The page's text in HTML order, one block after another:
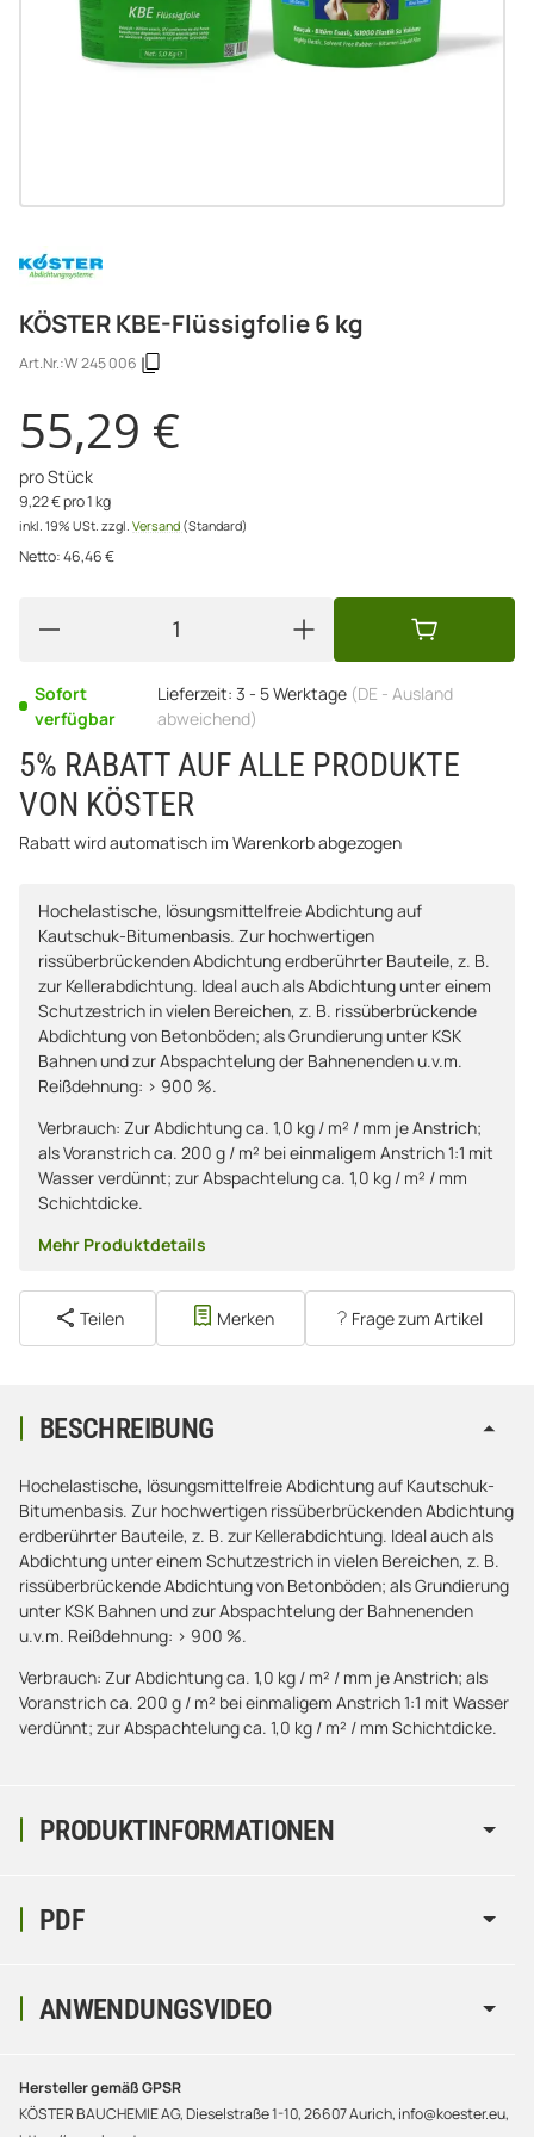
KÖSTER KBE-Flüssigfolie 6 kg
Art.Nr.:W 245 006
55,29 €
pro Stück
9,22 € pro 1 kg
inkl. 19% USt. zzgl. Versand (Standard)
Netto:46,46€
Sofort
verfügbar
Lieferzeit: 3 - 5 Werktage (DE - Ausland
abweichend)
5% RABATT AUF ALLE PRODUKTE
VON KÖSTER
Rabatt wird automatisch im Warenkorb abgezogen
Hochelastische, lösungsmittelfreie Abdichtung auf
Kautschuk-Bitumenbasis. Zur hochwertigen
rissüberbrückenden Abdichtung erdberührter Bauteile, z. B.
zur Kellerabdichtung. Ideal auch als Abdichtung unter einem
Schutzestrich in vielen Bereichen, z. B. rissüberbrückende
Abdichtung von Betonböden; als Grundierung unter KSK
Bahnen und zur Abspachtelung der Bahnenenden u.v.m.
Reißdehnung: > 900 %.
Verbrauch: Zur Abdichtung ca. 1,0 kg / m² / mm je Anstrich;
als Voranstrich ca. 200 g / m² bei einmaligem Anstrich 1:1 mit
Wasser verdünnt; zur Abspachtelung ca. 1,0 kg / m² / mm
Schichtdicke.
Mehr Produktdetails
Teilen Merken Frage zum Artikel
PRODUKTINFORMATIONEN
BESCHREIBUNG
Hochelastische, lösungsmittelfreie Abdichtung auf Kautschuk-
Bitumenbasis. Zur hochwertigen rissüberbrückenden Abdichtung
erdberührter Bauteile, z. B. zur Kellerabdichtung. Ideal auch als
Abdichtung unter einem Schutzestrich in vielen Bereichen, z. B.
rissüberbrückende Abdichtung von Betonböden; als Grundierung
unter KSK Bahnen und zur Abspachtelung der Bahnenenden
u.v.m. Reißdehnung: > 900 %.
Verbrauch: Zur Abdichtung ca. 1,0 kg / m² / mm je Anstrich; als
Voranstrich ca. 200 g / m² bei einmaligem Anstrich 1:1 mit Wasser
verdünnt; zur Abspachtelung ca. 1,0 kg / m² / mm Schichtdicke.
PDF
ANWENDUNGSVIDEO
Hersteller gemäß GPSR
KÖSTER BAUCHEMIE AG, Dieselstraße 1-10, 26607 Aurich, info@koester.eu,